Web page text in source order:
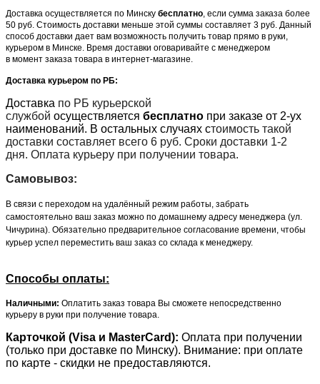
Доставка осуществляется по Минску бесплатно , если сумма заказа более
50 руб. Стоимость доставки меньше этой суммы составляет 3 руб. Данный
способ доставки дает вам возможность получить товар прямо в руки,
курьером в Минске. Время доставки оговаривайте с менеджером
в момент заказа товара в интернет-магазине.
Доставка курьером по РБ:
Доставка по РБ курьерской
службой осуществляется бесплатно при заказе от 2-ух
наименований. В остальных случаях стоимость такой
доставки составляет всего 6 руб. Сроки доставки 1-2
дня. Оплата курьеру при получении товара.
Самовывоз:
В связи с переходом на удалённый режим работы, забрать
самостоятельно ваш заказ можно по домашнему адресу менеджера (ул.
Чичурина). Обязательно предварительное согласование времени, чтобы
курьер успел переместить ваш заказ со склада к менеджеру.
Способы оплаты:
Наличными: Оплатить заказ товара Вы сможете непосредственно
курьеру в руки при получение товара.
Карточкой (Visa и MasterCard): Оплата при получении
(только при доставке по Минску). Внимание: при оплате
по карте - скидки не предоставляются.